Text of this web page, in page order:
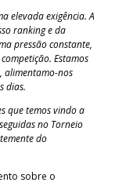
elevada exigência. A
ranking e da
pressão constante,
Estamos
alimentamo-nos
dias.
que temos vindo a
no Torneio
do
sobre o